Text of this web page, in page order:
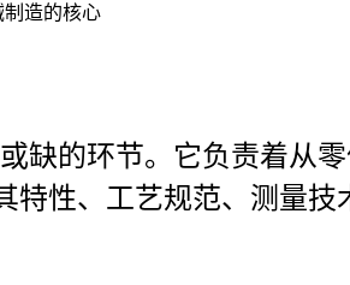
造的核心
缺的环节。它负责着从
特性、工艺规范、测量